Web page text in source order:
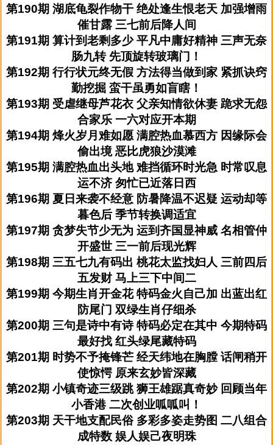
第190期 湖底龟裂作物干 绝处逢生恨老天 加强增雨
催甘露 三七前后降人间
第191期 算计到老剩多少 平凡中庸好精神 三声无奈
肠九转 先顶旋转玻璃门！
第192期 行行状元终无假 方法得当做到家 紧抓诀窍
勤挖掘 蛮干虽勇如盲瞎！
第193期 受虐继母芦花衣 父亲知情欲休妻 跪求无怨
合家乐 一六对应开本期
第194期 烽火岁月难如愿 满腔热血慕西方 因缘际会
偷出境 恶比虎狼沙漠滩
第195期 满腔热血出头地 难挡循环时光急 时常叹息
运不济 匆忙已近落日西
第196期 夏日来袭不经意 防暑降温不迟疑 运动却等
暮色后 季节转换调适宜
第197期 贪梦失节少无为 运到齐国显神威 名相管仲
开盛世 三一前后现光辉
第198期 三五七九有码出 桃花太监找妇人 三前四后
五发财 马上三下中间二
第199期 今期生肖开金花 特码金火自己加 出蓝出红
防尾门 双绿生肖仔细杀
第200期 三句是诗中有诗 特码必定在其中 今期特码
最好找 红头绿尾藏特码
第201期 时势不予掩锋芒 经天纬地在胸膛 话闸稍开
使惊愕 原来玄妙皆深藏
第202期 小镇奇迹三级跳 狮王雄踞真奇妙 回顾当年
小香港 二次创业呱呱叫！
第203期 天干地支配民俗 多彩多姿走势图 二八组合
成特数 娱人娱己夜明珠